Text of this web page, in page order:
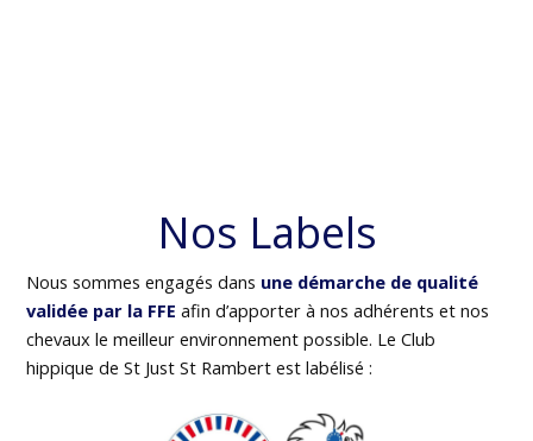
Nos Labels
Nous sommes engagés dans une démarche de qualité
validée par la FFE afin d’apporter à nos adhérents et nos
chevaux le meilleur environnement possible. Le Club
hippique de St Just St Rambert est labélisé :